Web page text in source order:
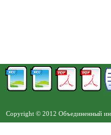
Copyright © 2012 Объединенный